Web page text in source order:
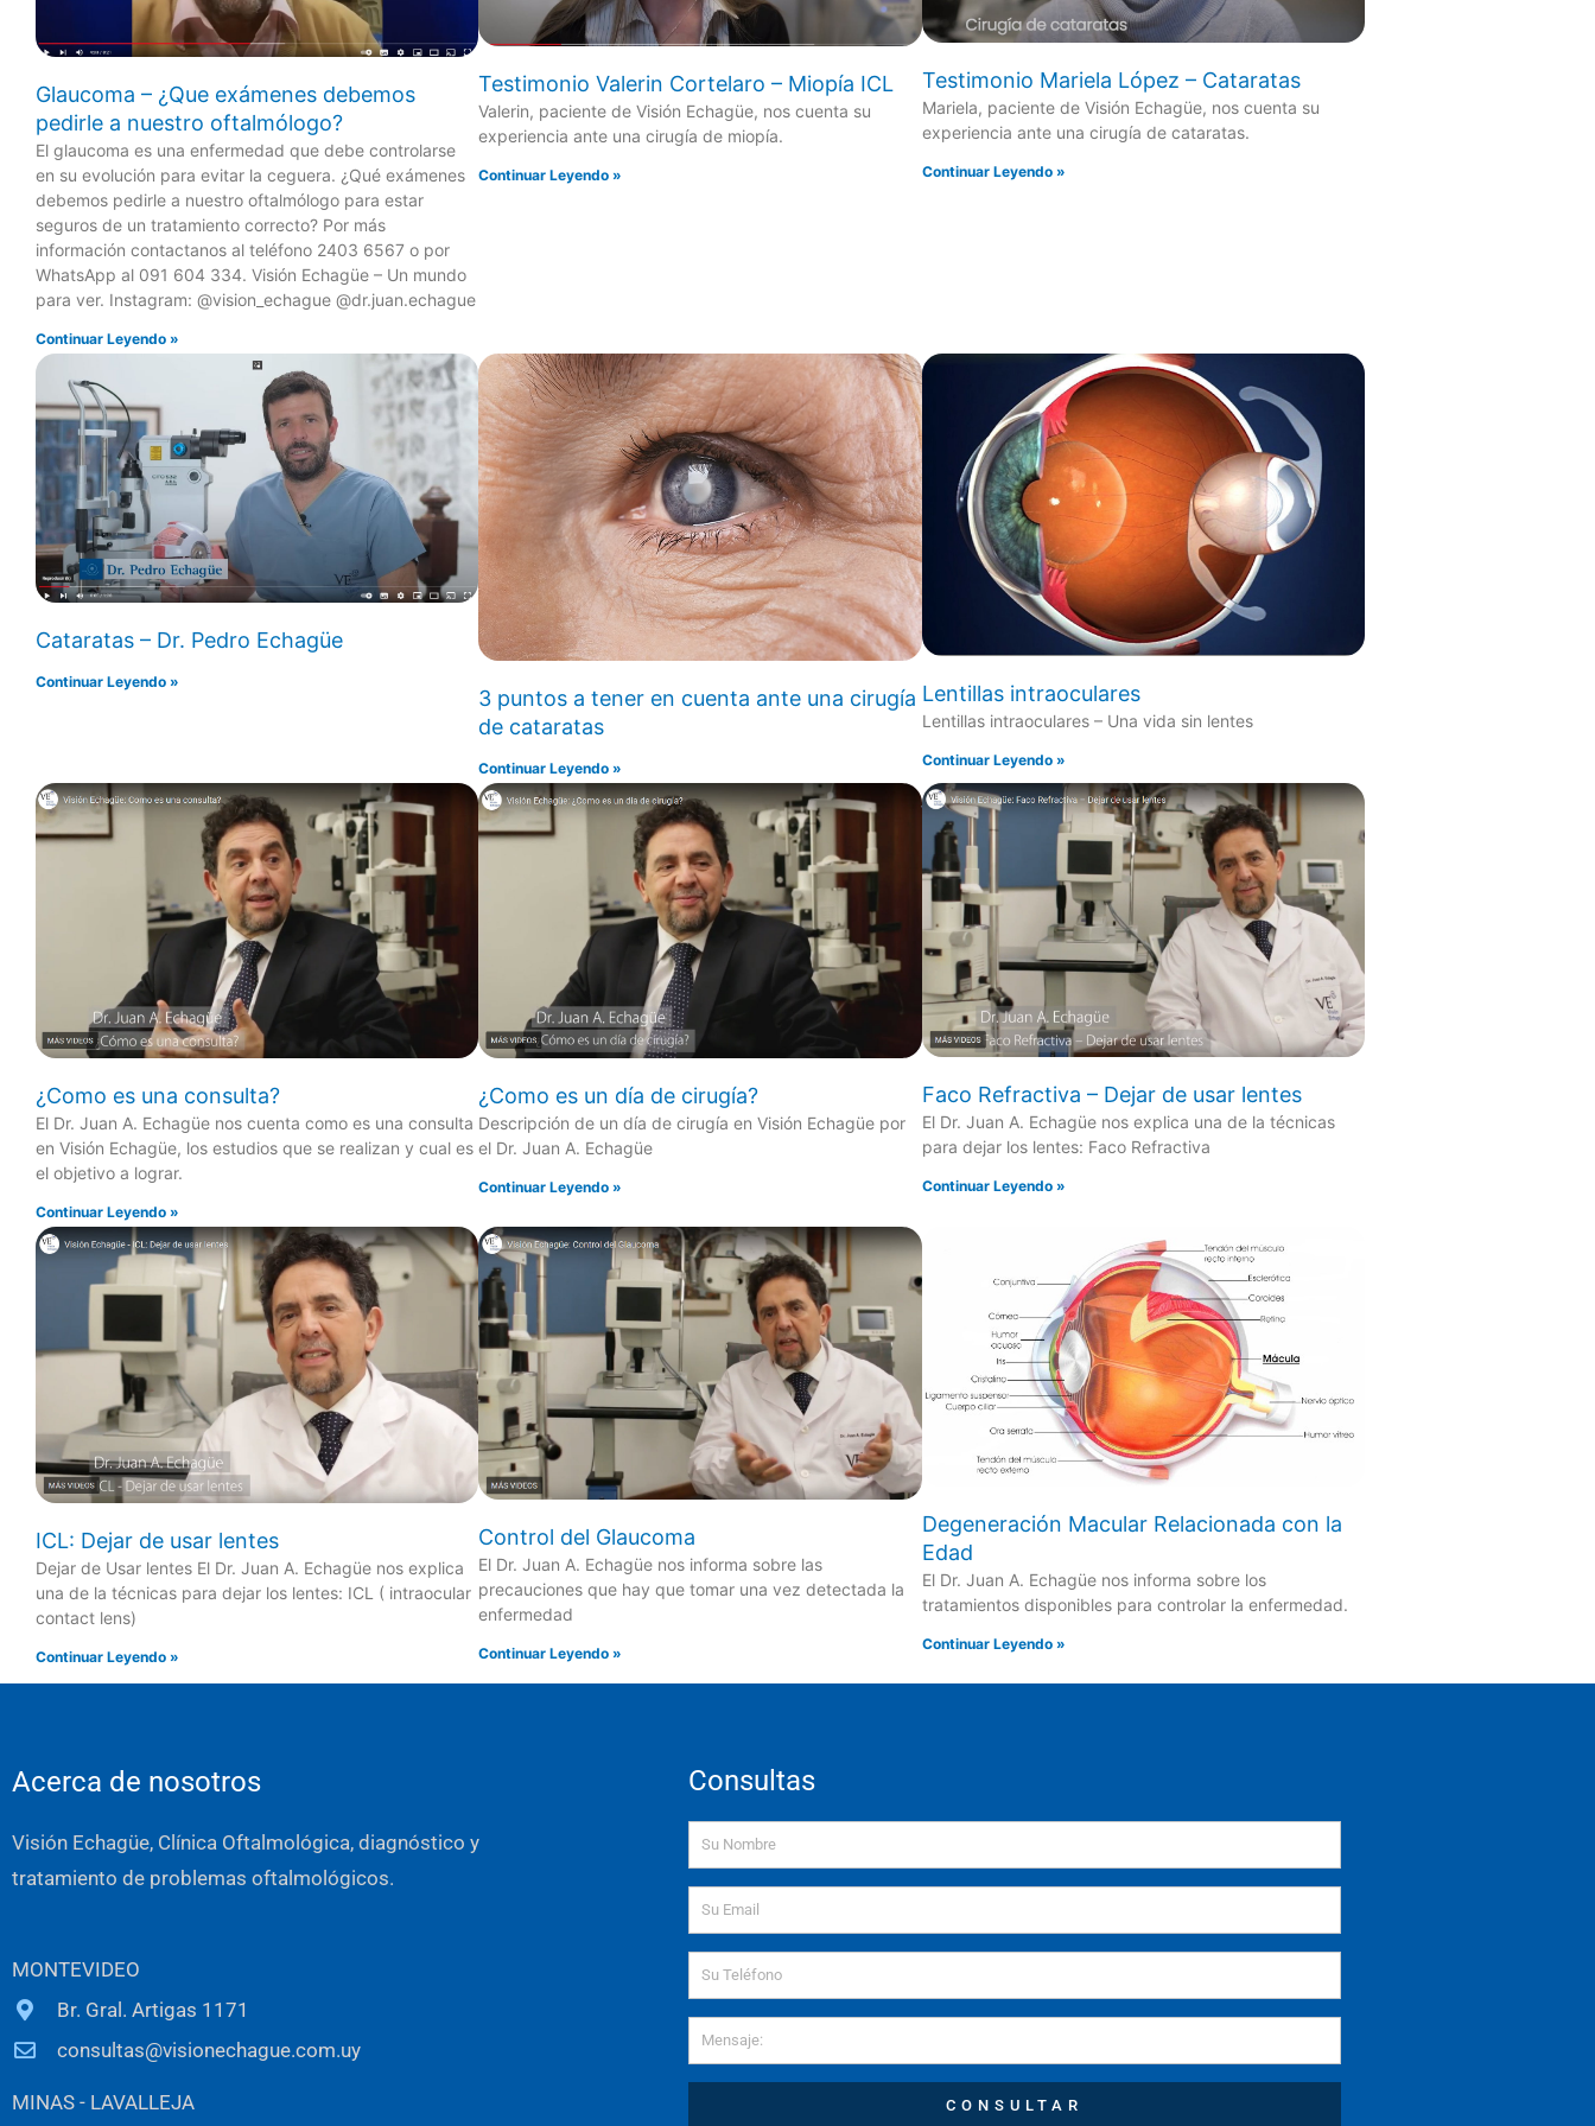
Glaucoma – ¿Que exámenes debemos
pedirle a nuestro oftalmólogo?
El glaucoma es una enfermedad que debe controlarse
en su evolución para evitar la ceguera. ¿Qué exámenes
debemos pedirle a nuestro oftalmólogo para estar
seguros de un tratamiento correcto? Por más
información contactanos al teléfono 2403 6567 o por
WhatsApp al 091 604 334. Visión Echagüe – Un mundo
para ver. Instagram: @vision_echague @dr.juan.echague
Continuar Leyendo »
Testimonio Valerin Cortelaro – Miopía ICL
Valerin, paciente de Visión Echagüe, nos cuenta su
experiencia ante una cirugía de miopía.
Continuar Leyendo »
Testimonio Mariela López – Cataratas
Mariela, paciente de Visión Echagüe, nos cuenta su
experiencia ante una cirugía de cataratas.
Continuar Leyendo »
Cataratas – Dr. Pedro Echagüe
Continuar Leyendo »
3 puntos a tener en cuenta ante una cirugía
de cataratas
Continuar Leyendo »
Lentillas intraoculares
Lentillas intraoculares – Una vida sin lentes
Continuar Leyendo »
¿Como es una consulta?
El Dr. Juan A. Echagüe nos cuenta como es una consulta
en Visión Echagüe, los estudios que se realizan y cual es
el objetivo a lograr.
Continuar Leyendo »
¿Como es un día de cirugía?
Descripción de un día de cirugía en Visión Echagüe por
el Dr. Juan A. Echagüe
Continuar Leyendo »
Faco Refractiva – Dejar de usar lentes
El Dr. Juan A. Echagüe nos explica una de la técnicas
para dejar los lentes: Faco Refractiva
Continuar Leyendo »
ICL: Dejar de usar lentes
Dejar de Usar lentes El Dr. Juan A. Echagüe nos explica
una de la técnicas para dejar los lentes: ICL ( intraocular
contact lens)
Continuar Leyendo »
Control del Glaucoma
El Dr. Juan A. Echagüe nos informa sobre las
precauciones que hay que tomar una vez detectada la
enfermedad
Continuar Leyendo »
Degeneración Macular Relacionada con la
Edad
El Dr. Juan A. Echagüe nos informa sobre los
tratamientos disponibles para controlar la enfermedad.
Continuar Leyendo »
Acerca de nosotros
Visión Echagüe, Clínica Oftalmológica, diagnóstico y
tratamiento de problemas oftalmológicos.
MONTEVIDEO
Br. Gral. Artigas 1171
consultas@visionechague.com.uy
MINAS - LAVALLEJA
Consultas
Name
Email
Mensaje
CONSULTAR